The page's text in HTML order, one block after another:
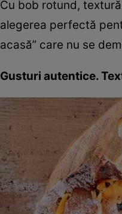
Cu bob rotund,
alegerea perfectă
acasă” care nu se
Gusturi autentice.